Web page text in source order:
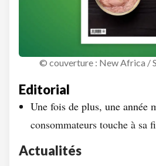
© couverture : New Africa /
Editorial
Une fois de plus, une année
consommateurs touche à sa
Actualités